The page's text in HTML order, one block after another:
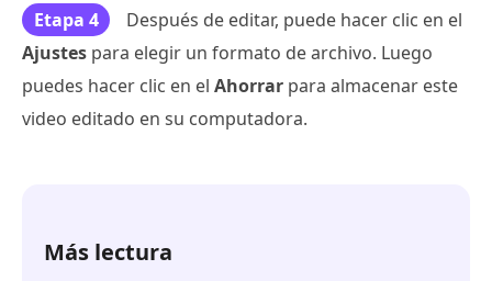
Etapa 4
Después de editar, puede hacer clic en el
Ajustes para elegir un formato de archivo. Luego
puedes hacer clic en el Ahorrar para almacenar este
video editado en su computadora.
Más lectura